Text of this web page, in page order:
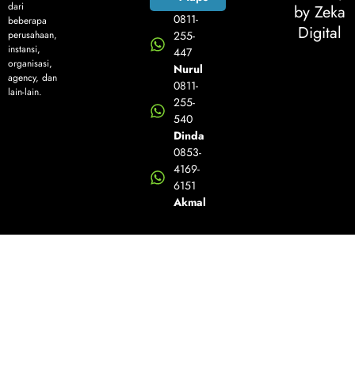
dari
beberapa
perusahaan,
instansi,
organisasi,
agency, dan
lain-lain.
0811-
255-
447
Nurul
0811-
255-
540
Dinda
0853-
4169-
6151
Akmal
by Zeka
Digital